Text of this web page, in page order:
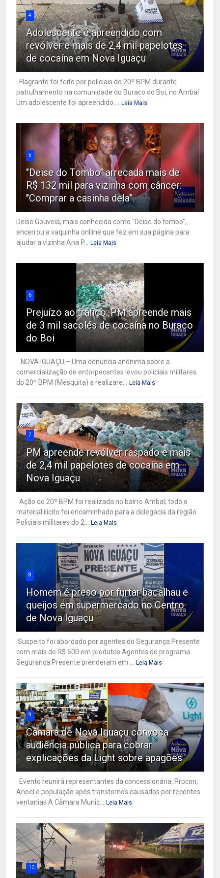
4
Adolescente é apreendido com
revólver e mais de 2,4 mil papelotes
de cocaína em Nova Iguaçu
Flagrante foi feito por policiais do 20º BPM durante
patrulhamento na comunidade do Buraco do Boi, no Ambaí
Um adolescente foi apreendido ...
Leia Mais
5
"Deise do Tombo" arrecada mais de
R$ 132 mil para vizinha com câncer:
"Comprar a casinha dela"
Deise Gouveia, mais conhecida como "Deise do tombo",
encerrou a vaquinha onliine que fez em sua página para
ajudar a vizinha Ana P...
Leia Mais
6
Prejuízo ao tráfico: PM apreende mais
de 3 mil sacolés de cocaína no Buraco
do Boi
NOVA IGUAÇU – Uma denúncia anônima sobre a
comercialização de entorpecentes levou policiais militares
do 20º BPM (Mesquita) a realizare...
Leia Mais
7
PM apreende revólver raspado e mais
de 2,4 mil papelotes de cocaína em
Nova Iguaçu
Ação do 20º BPM foi realizada no bairro Ambaí; todo o
material ilícito foi encaminhado para a delegacia da região
Policiais militares do 2...
Leia Mais
8
Homem é preso por furtar bacalhau e
queijos em supermercado no Centro
de Nova Iguaçu
Suspeito foi abordado por agentes do Segurança Presente
com mais de R$ 500 em produtos Agentes do programa
Segurança Presente prenderam em ...
Leia Mais
9
Câmara de Nova Iguaçu convoca
audiência pública para cobrar
explicações da Light sobre apagões
Evento reunirá representantes da concessionária, Procon,
Aneel e população após transtornos causados por recentes
ventanias A Câmara Munic...
Leia Mais
10